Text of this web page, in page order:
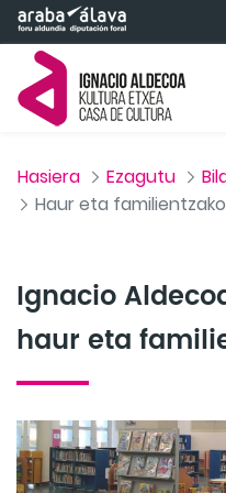
Eduki nagusira joan
Hasiera Ezagutu
Haur eta
Ignacio
haur eta